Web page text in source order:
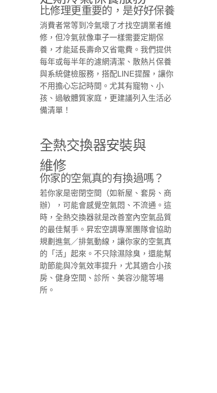
比修理更重要的，是好好保養​
消費者常等到冷氣壞了才找空調業者維
修，但冷氣就像車子一樣需要定期保
養，才能延長壽命又省電費。我們提供
每年或每半年的濾網清潔、散熱片保養
與系統健檢服務，搭配LINE提醒，讓你
不用擔心忘記時間。尤其有寵物、小
孩、過敏體質家庭，更建議列入生活必
備清單！
全熱交換器安裝與
維修
你家的空氣真的有換過嗎？
若你家是密閉空間（如新屋、套房、商
辦），可能會感覺空氣悶、不流通。這
時，全熱交換器就是改善室內空氣品質
的最佳幫手。昇宏空調專業團隊會協助
規劃進氣／排氣動線，讓你家的空氣真
的「活」起來。不只除濕除臭，還能幫
助節能與冷氣效率提升，尤其適合小孩
房、健身空間、診所、美容沙龍等場
所。